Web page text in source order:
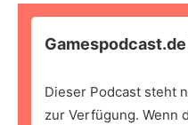
Dieser Podcast steht
zur Verfügung. Wenn